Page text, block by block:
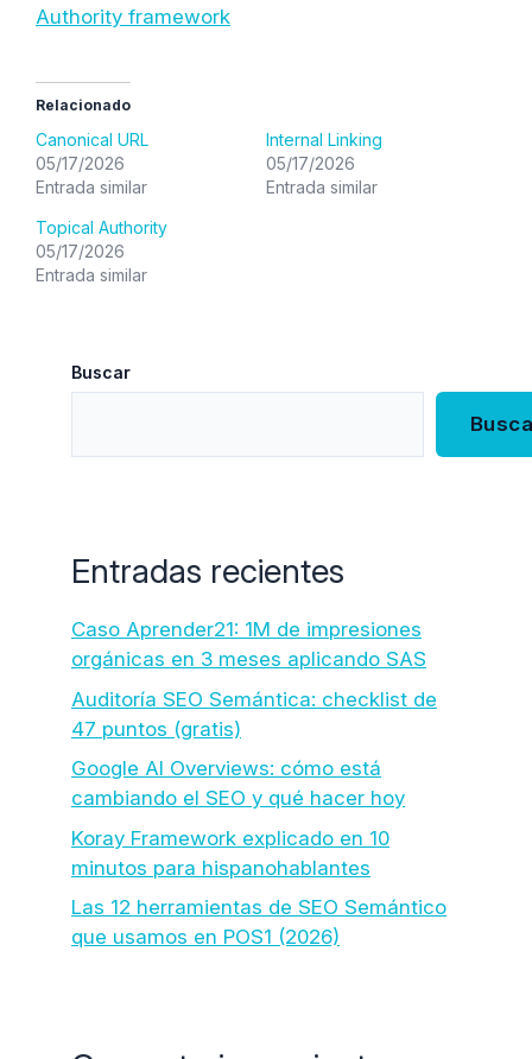
Authority framework
Relacionado
Canonical URL
05/17/2026
Entrada similar
Internal Linking
05/17/2026
Entrada similar
Topical Authority
05/17/2026
Entrada similar
Buscar
Entradas recientes
Caso Aprender21: 1M de impresiones
orgánicas en 3 meses aplicando SAS
Auditoría SEO Semántica: checklist de
47 puntos (gratis)
Google AI Overviews: cómo está
cambiando el SEO y qué hacer hoy
Koray Framework explicado en 10
minutos para hispanohablantes
Las 12 herramientas de SEO Semántico
que usamos en POS1 (2026)